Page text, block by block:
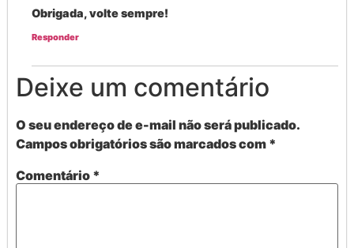
Obrigada, volte sempre!
Responder
Deixe um comentário
O seu endereço de e-mail não será publicado.
Campos obrigatórios são marcados com *
Comentário *